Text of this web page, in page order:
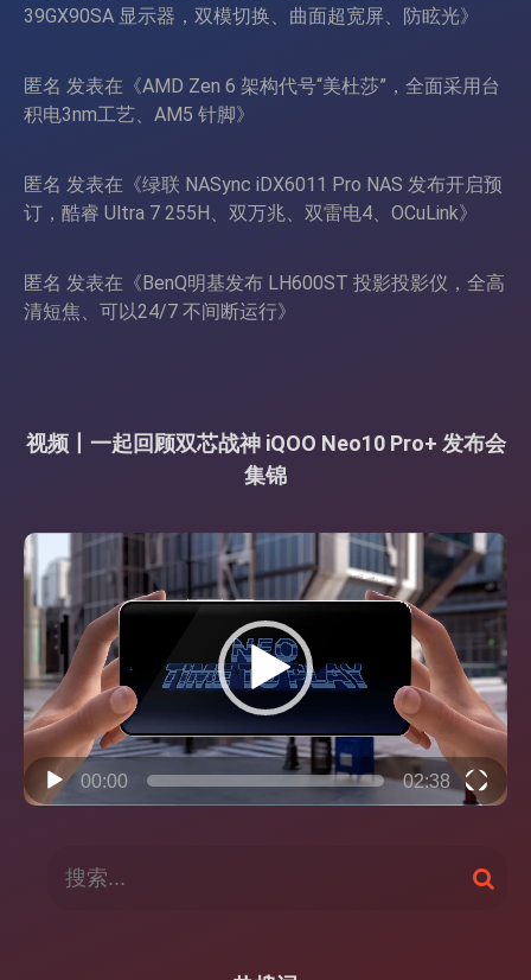
39GX90SA 显示器，双模切换、曲面超宽屏、防眩光》
匿名 发表在《AMD Zen 6 架构代号“美杜莎”，全面采用台
积电3nm工艺、AM5 针脚》
匿名 发表在《绿联 NASync iDX6011 Pro NAS 发布开启预
订，酷睿 Ultra 7 255H、双万兆、双雷电4、OCuLink》
匿名 发表在《BenQ明基发布 LH600ST 投影投影仪，全高
清短焦、可以24/7 不间断运行》
视频丨一起回顾双芯战神 iQOO Neo10 Pro+ 发布会
集锦
视
频
播
放
00:00 02:38
搜
索